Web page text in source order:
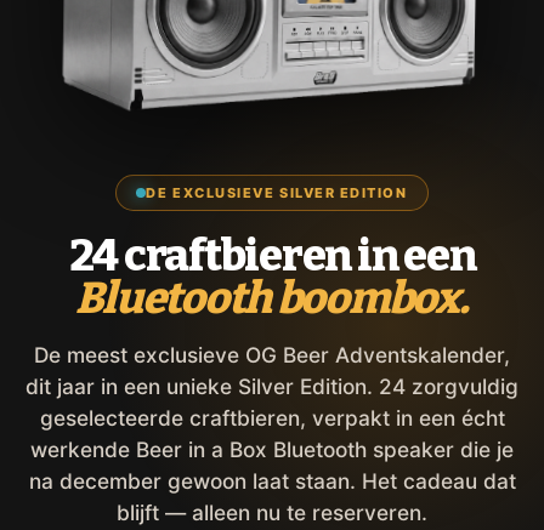
DE EXCLUSIEVE SILVER EDITION
24 craftbieren in een
Bluetooth boombox.
De meest exclusieve OG Beer Adventskalender,
dit jaar in een unieke Silver Edition. 24 zorgvuldig
geselecteerde craftbieren, verpakt in een écht
werkende Beer in a Box Bluetooth speaker die je
na december gewoon laat staan. Het cadeau dat
blijft — alleen nu te reserveren.